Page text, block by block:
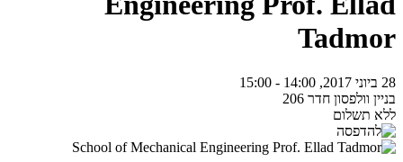
Tadmor
28 ביוני 2017, 14:00 - 15:00
בניין וולפסון חדר 206
ללא תשלום